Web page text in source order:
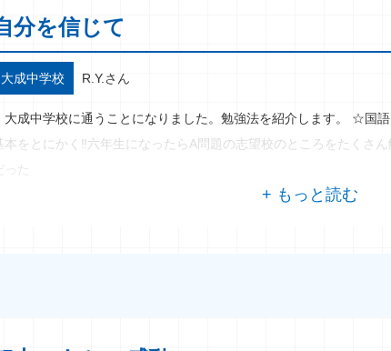
分を信じて
大成中学校 R.Y.さん
大成中学校に通うことになりました。勉強法を紹介します。 ☆
本をとにかく‼六年生になったらA問題の志望校のところをたく
った